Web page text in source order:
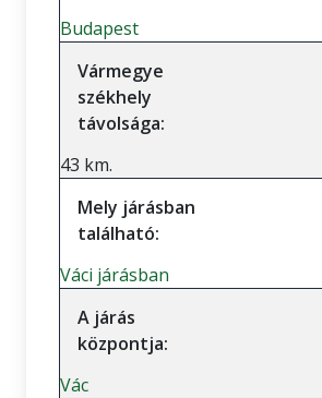
Budapest
Vármegye
székhely
távolsága:
43 km.
Mely járásban
található:
Váci járásban
A járás
központja:
Vác